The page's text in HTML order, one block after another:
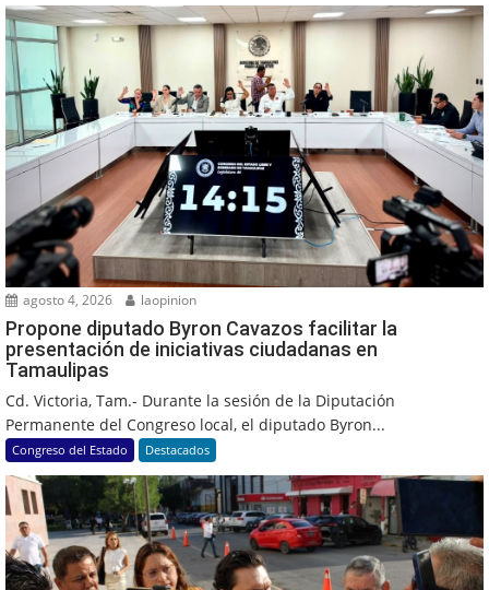
agosto 4, 2026 laopinion
Propone diputado Byron Cavazos facilitar la
presentación de iniciativas ciudadanas en
Tamaulipas
Cd. Victoria, Tam.- Durante la sesión de la Diputación
Permanente del Congreso local, el diputado Byron...
Congreso del Estado Destacados